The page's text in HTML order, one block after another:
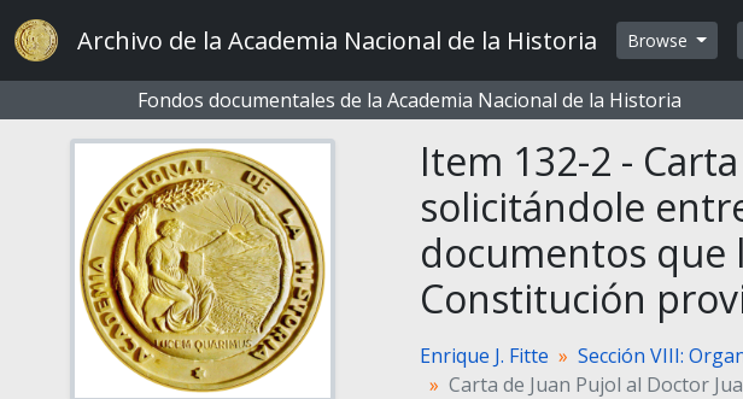
Skip to main content
Archivo de la Academia Nacional de la Historia Browse
Fondos documentales de la Academia Nacional de la Historia
Item 132-2 -
solicitándole
documentos que
Constitución
Enrique J. Fitte
Sección VIII:
Carta de Juan Pujol al Doctor